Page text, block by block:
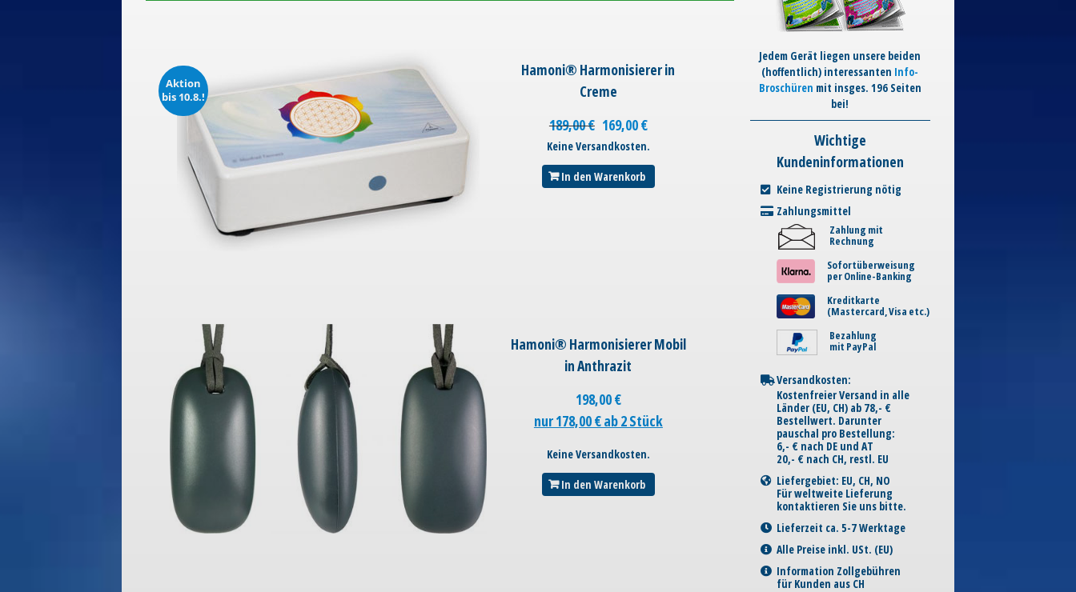
Aktion
bis 10.8.!
Hamoni® Harmonisierer in
Creme
189,00€ 169,00€
Keine Versandkosten.
In den Warenkorb
Hamoni® Harmonisierer Mobil
in Anthrazit
198,00€
nur 178,00 € ab 2 Stück
Keine Versandkosten.
In den Warenkorb
Jedem Gerät liegen unsere beiden
(hoffentlich) interessanten Info-
Broschüren mit insges. 196 Seiten
bei!
Wichtige
Kundeninformationen
Keine Registrierung nötig
Zahlungsmittel
Zahlung mit
Rechnung
Sofortüberweisung
per Online-Banking
Kreditkarte
(Mastercard, Visa etc.)
Bezahlung
mit PayPal
Versandkosten:
Kostenfreier Versand in alle
Länder (EU, CH) ab 78,- €
Bestellwert. Darunter
pauschal pro Bestellung:
6,- € nach DE und AT
20,- € nach CH, restl. EU
Liefergebiet: EU, CH, NO
Für weltweite Lieferung
kontaktieren Sie uns bitte.
Lieferzeit ca. 5-7 Werktage
Alle Preise inkl. USt. (EU)
Information Zollgebühren
für Kunden aus CH